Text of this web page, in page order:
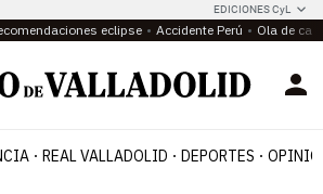
EDICIONES CyL
eclipse Accidente Perú Ola de
REAL VALLADOLID DEPORTES